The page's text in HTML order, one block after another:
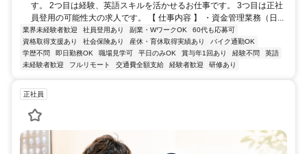
す。 2つ目は経験、英語スキルを活かせるお仕事です。 3つ目は正社
員登用の可能性大の求人です。 【 仕事内容 】 ・資金管理業務（日...
業界未経験者歓迎 社員登用あり 副業・WワークOK
60代も応募可
資格取得支援あり
社会保険あり 産休・育休取得実績あり
バイク通勤OK
学歴不問
即日勤務OK 職場見学可 平日のみOK 賞与年1回あり 経験不問
英語
未経験者歓迎
フルリモート 交通費全額支給 経験者歓迎 研修あり
正社員